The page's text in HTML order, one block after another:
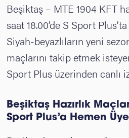
Beşiktaş – MTE 1904 KFT
saat 18.00’de S Sport
Siyah-beyazlıların yeni
maçlarını takip etmek
Sport Plus üzerinden canlı
Beşiktaş Hazırlık
Sport Plus’a Hemen